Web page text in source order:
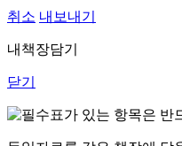
취소 내보내기
내책장담기
닫기
표가 있는 항목은 반